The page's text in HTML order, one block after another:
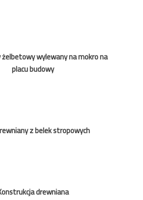
wylewany na mokro na
placu budowy
z belek stropowych
drewniana